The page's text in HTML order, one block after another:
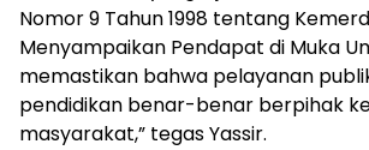
Nomor 9 Tahun 1998 tentang
Menyampaikan Pendapat di Muka
memastikan bahwa pelayanan
pendidikan benar-benar berpihak
masyarakat,” tegas Yassir.